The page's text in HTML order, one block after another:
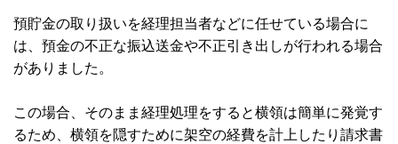
預貯金の取り扱いを経理担当者などに任せている場合に
は、預金の不正な振込送金や不正引き出しが行われる場合
がありました。
この場合、そのまま経理処理をすると横領は簡単に発覚す
るため、横領を隠すために架空の経費を計上したり請求書